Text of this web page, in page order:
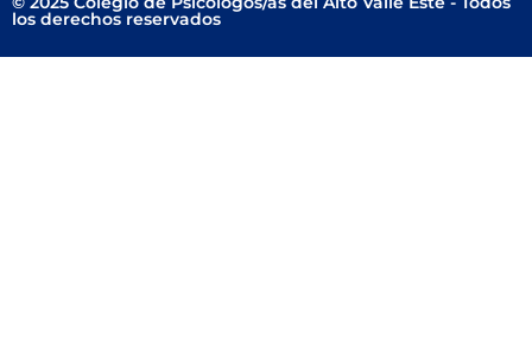
los derechos reservados